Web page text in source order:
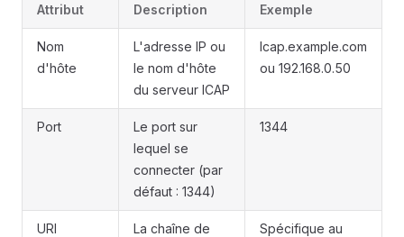
Attribut Description Exemple
Nom
d'hôte
L'adresse IP ou
le nom d'hôte
du serveur ICAP
Icap.example.com
ou 192.168.0.50
Port
Le port sur
lequel se
connecter (par
défaut : 1344)
1344
URI
La chaîne de
Spécifique au